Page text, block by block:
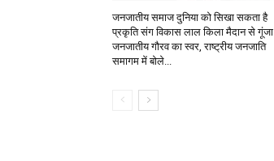
जनजातीय समाज दुनिया को सिखा सकता है
प्रकृति संग विकास लाल किला मैदान से गूंजा
जनजातीय गौरव का स्वर, राष्ट्रीय जनजाति
समागम में बोले...